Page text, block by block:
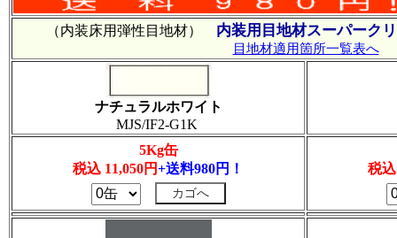
（内装床用弾性目地材） 内装用目地材スーパーク
目地材適用箇所一覧表へ
ナチュラルホワイト
MJS/IF2-G1K
5Kg缶
税込 11,050円+送料980円！ 税